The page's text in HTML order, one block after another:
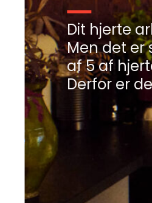
Om
Dit hjerte
Men det er
af 5 af
Derfor er